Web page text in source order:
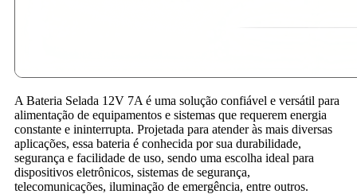
A Bateria Selada 12V 7A é uma solução confiável e versátil para
alimentação de equipamentos e sistemas que requerem energia
constante e ininterrupta. Projetada para atender às mais diversas
aplicações, essa bateria é conhecida por sua durabilidade,
segurança e facilidade de uso, sendo uma escolha ideal para
dispositivos eletrônicos, sistemas de segurança,
telecomunicações, iluminação de emergência, entre outros.